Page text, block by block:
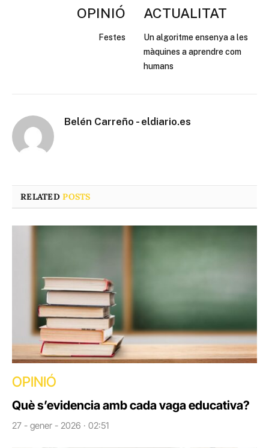
OPINIÓ
Festes
ACTUALITAT
Un algoritme ensenya a les
màquines a aprendre com
humans
Belén Carreño - eldiario.es
RELATEDPOSTS
OPINIÓ
Què s’evidencia amb cada vaga educativa?
27 - gener - 2026 · 02:51